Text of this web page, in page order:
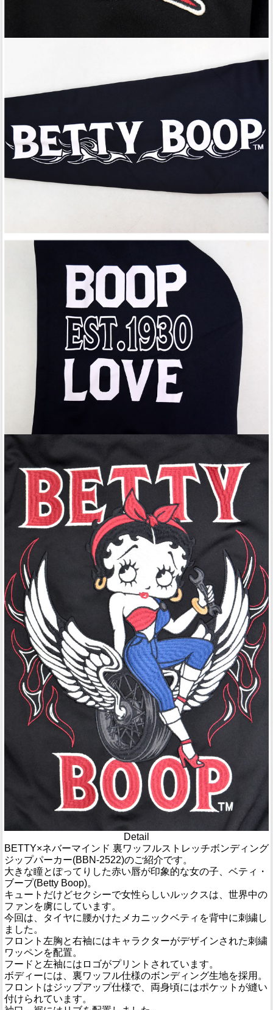
Detail
BETTY×ネバーマインド 裏ワッフルストレッチボンディング
ジップパーカー(BBN-2522)のご紹介です。
大きな瞳とぽってりした赤い唇が印象的な女の子、ベティ・
ブープ(Betty Boop)。
キュートだけどセクシーで女性らしいルックスは、世界中の
ファンを虜にしています。
今回は、タイヤに腰かけたメカニックベティを背中に刺繍し
ました。
フロント左胸と右袖にはキャラクターがデザインされた刺繍
ワッペンを配置。
フードと左袖にはロゴがプリントされています。
ボディーには、裏ワッフル仕様のボンディング生地を採用。
フロントはジップアップ仕様で、両身頃にはポケットが縫い
付けられています。